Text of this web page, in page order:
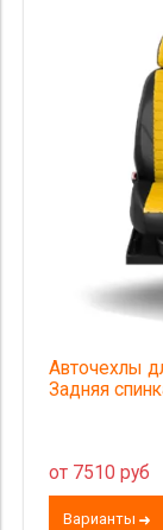
Авточехлы
Задняя
от 7510 руб
Варианты